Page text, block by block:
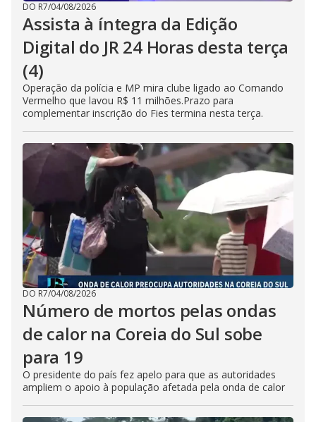
DO R7/04/08/2026
Assista à íntegra da Edição
Digital do JR 24 Horas desta terça
(4)
Operação da polícia e MP mira clube ligado ao Comando
Vermelho que lavou R$ 11 milhões.Prazo para
complementar inscrição do Fies termina nesta terça.
DO R7/04/08/2026
Número de mortos pelas ondas
de calor na Coreia do Sul sobe
para 19
O presidente do país fez apelo para que as autoridades
ampliem o apoio à população afetada pela onda de calor